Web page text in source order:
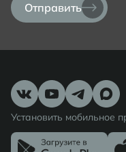
Отправить
Установить мобильное